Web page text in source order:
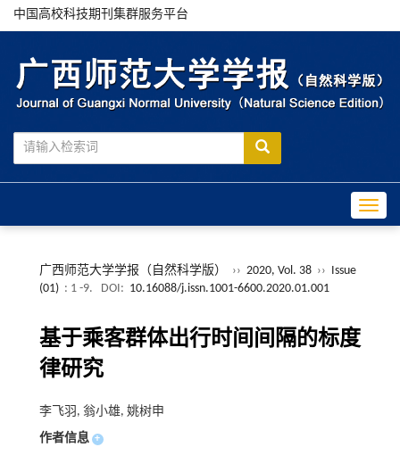
中国高校科技期刊集群服务平台
广西师范大学学报（自然科学版） ›› 2020, Vol. 38 ››
Issue
(01) : 1 -9. DOI: 10.16088/j.issn.1001-6600.2020.01.001
基于乘客群体出行时间间隔的标度
律研究
李飞羽, 翁小雄, 姚树申
作者信息 +